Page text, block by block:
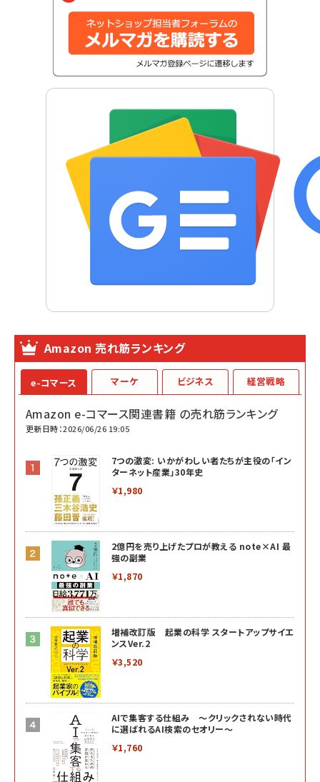
Amazon 売れ筋ランキング
e-コマース
Amazon e-コマース関連書籍 の売れ筋ランキング
更新日時：2026/06/26 19:05
7つの激変: いかがわしい者たちが主役の「イン
ターネット産業」30年史
￥1,980
2億円を売り上げたプロが教える note×AI 最
強の副業
￥1,870
増補改訂版 起業の科学 スタートアップサイエ
ンスVer.2
￥3,520
AIで集客する仕組み ～クリックされない時代
に選ばれるAI検索のセオリー～
￥1,760
マーケ ビジネス 経営戦略